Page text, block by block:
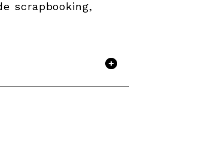
scrapbooking,